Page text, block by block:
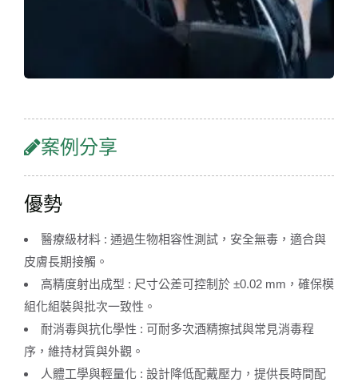
案例分享
優勢
醫療級材料 : 通過生物相容性測試，安全無毒，適合與
皮膚長期接觸。
高精度射出成型 : 尺寸公差可控制於 ±0.02 mm，確保模
組化組裝與批次一致性。
耐消毒與抗化學性 : 可耐多次酒精擦拭與常見消毒程
序，維持材質與外觀。
人體工學與輕量化 : 設計降低配戴壓力，提供長時間配